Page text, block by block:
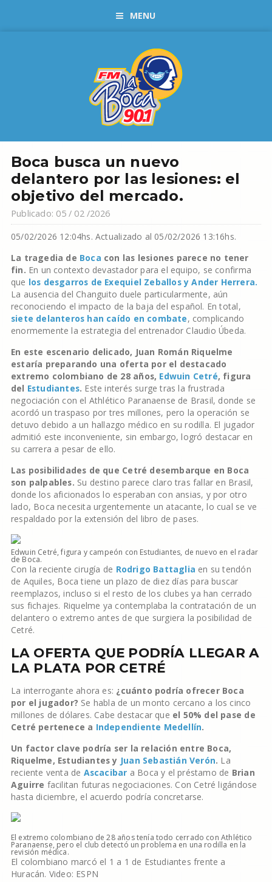
MENU
Boca busca un nuevo
delantero por las lesiones: el
objetivo del mercado.
Publicado: 05 / 02 /2026
05/02/2026 12:04hs. Actualizado al 05/02/2026 13:16hs.
La tragedia de Boca con las lesiones parece no tener
fin. En un contexto devastador para el equipo, se confirma
que los desgarros de Exequiel Zeballos y Ander Herrera.
La ausencia del Changuito duele particularmente, aún
reconociendo el impacto de la baja del español. En total,
siete delanteros han caído en combate, complicando
enormemente la estrategia del entrenador Claudio Úbeda.
En este escenario delicado, Juan Román Riquelme
estaría preparando una oferta por el destacado
extremo colombiano de 28 años, Edwuin Cetré, figura
del Estudiantes. Este interés surge tras la frustrada
negociación con el Athlético Paranaense de Brasil, donde se
acordó un traspaso por tres millones, pero la operación se
detuvo debido a un hallazgo médico en su rodilla. El jugador
admitió este inconveniente, sin embargo, logró destacar en
su carrera a pesar de ello.
Las posibilidades de que Cetré desembarque en Boca
son palpables. Su destino parece claro tras fallar en Brasil,
donde los aficionados lo esperaban con ansias, y por otro
lado, Boca necesita urgentemente un atacante, lo cual se ve
respaldado por la extensión del libro de pases.
Edwuin Cetré, figura y campeón con Estudiantes, de nuevo en el radar
de Boca.
Con la reciente cirugía de Rodrigo Battaglia en su tendón
de Aquiles, Boca tiene un plazo de diez días para buscar
reemplazos, incluso si el resto de los clubes ya han cerrado
sus fichajes. Riquelme ya contemplaba la contratación de un
delantero o extremo antes de que surgiera la posibilidad de
Cetré.
LA OFERTA QUE PODRÍA LLEGAR A
LA PLATA POR CETRÉ
La interrogante ahora es: ¿cuánto podría ofrecer Boca
por el jugador? Se habla de un monto cercano a los cinco
millones de dólares. Cabe destacar que el 50% del pase de
Cetré pertenece a Independiente Medellín.
Un factor clave podría ser la relación entre Boca,
Riquelme, Estudiantes y Juan Sebastián Verón. La
reciente venta de Ascacibar a Boca y el préstamo de Brian
Aguirre facilitan futuras negociaciones. Con Cetré ligándose
hasta diciembre, el acuerdo podría concretarse.
El extremo colombiano de 28 años tenía todo cerrado con Athlético
Paranaense, pero el club detectó un problema en una rodilla en la
revisión médica.
El colombiano marcó el 1 a 1 de Estudiantes frente a
Huracán. Video: ESPN